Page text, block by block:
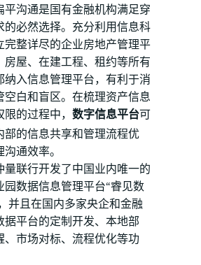
平沟通是国有金融机构满足穿
的必然选择。充分利用信息科
完整详尽的企业房地产管理平
房屋、在建工程、租约等所有
纳入信息管理平台，有利于消
空白和盲区。在梳理资产信息
的过程中， 数字信息平台可
部的信息共享和管理流程优
通效率。
量联行开发了中国业内唯一的
园数据信息管理平台“睿见数
并且在国内多家央企和金融
据平台的定制开发、本地部
、市场对标、流程优化等功